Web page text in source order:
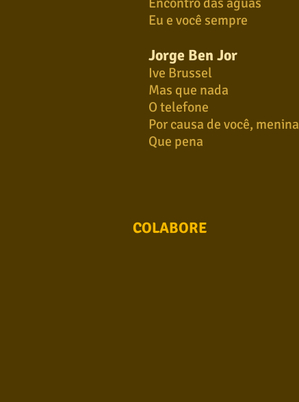
Eu e você sempre
Jorge Ben Jor
Ive Brussel
Mas que nada
O telefone
Por causa de você, menina
Que pena
COLABORE